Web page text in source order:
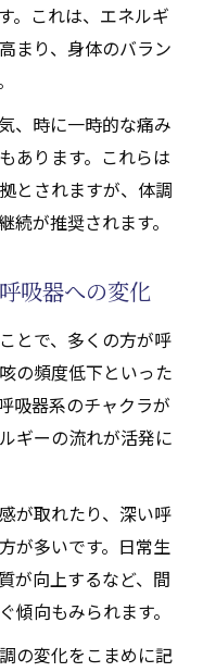
。これは、エネルギ
まり、身体のバラン
、時に一時的な痛み
あります。これらは
とされますが、体調
が推奨されます。
吸器への変化
とで、多くの方が呼
の頻度低下といった
吸器系のチャクラが
ギーの流れが活発に
が取れたり、深い呼
が多いです。日常生
が向上するなど、間
傾向もみられます。
の変化をこまめに記